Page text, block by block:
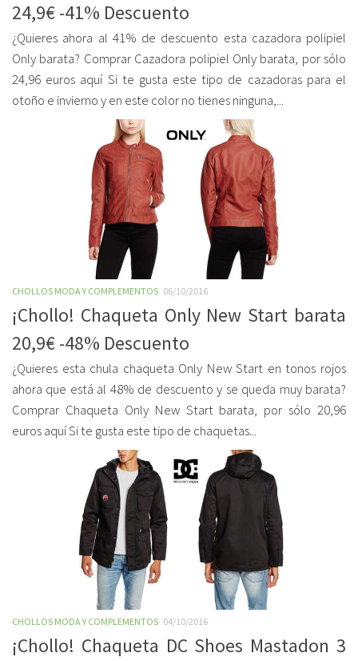
24,9€ -41% Descuento
¿Quieres ahora al 41% de descuento esta cazadora polipiel
Only barata? Comprar Cazadora polipiel Only barata, por sólo
24,96 euros aquí Si te gusta este tipo de cazadoras para el
otoño e invierno y en este color no tienes ninguna,...
CHOLLOS MODA Y COMPLEMENTOS 06/10/2016
¡Chollo! Chaqueta Only New Start barata
20,9€ -48% Descuento
¿Quieres esta chula chaqueta Only New Start en tonos rojos
ahora que está al 48% de descuento y se queda muy barata?
Comprar Chaqueta Only New Start barata, por sólo 20,96
euros aquí Si te gusta este tipo de chaquetas...
CHOLLOS MODA Y COMPLEMENTOS 04/10/2016
¡Chollo! Chaqueta DC Shoes Mastadon 3